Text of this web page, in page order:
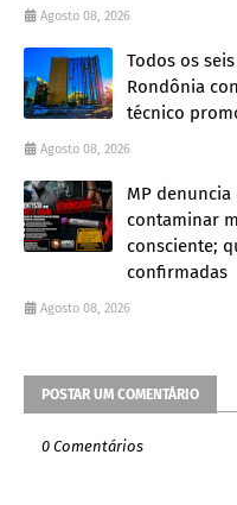
Agosto 08, 2026
Todos os
Rondônia
técnico
Agosto 08, 2026
MP
contaminar
consciente;
confirmadas
Agosto 08, 2026
POSTAR UM COMENTÁRIO
0 Comentários